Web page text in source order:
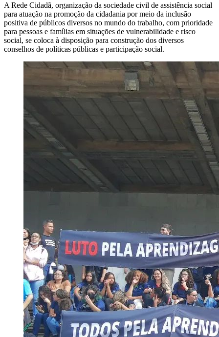
A Rede Cidadã, organização da sociedade civil de assistência social
para atuação na promoção da cidadania por meio da inclusão
positiva de públicos diversos no mundo do trabalho, com prioridade
para pessoas e famílias em situações de vulnerabilidade e risco
social, se coloca à disposição para construção dos diversos
conselhos de políticas públicas e participação social.